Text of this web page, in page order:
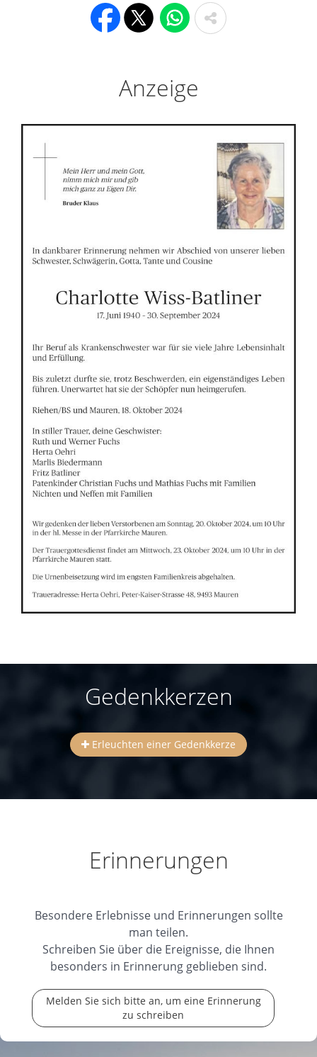
Anzeige
Gedenkkerzen
Erleuchten einer Gedenkkerze
Erinnerungen
Besondere Erlebnisse und Erinnerungen sollte
man teilen.
Schreiben Sie über die Ereignisse, die Ihnen
besonders in Erinnerung geblieben sind.
Melden Sie sich bitte an, um eine Erinnerung
zu schreiben